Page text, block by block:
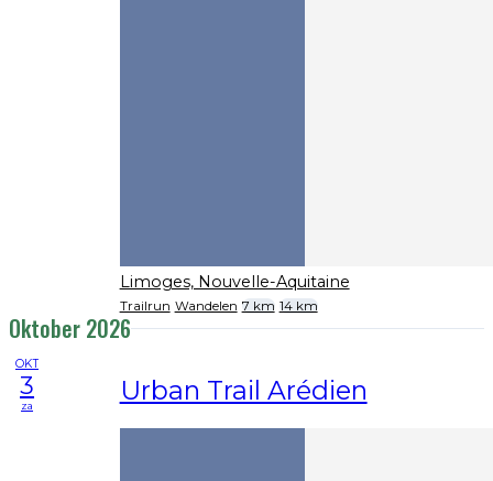
Limoges, Nouvelle-Aquitaine
Trailrun Wandelen 7 km 14 km
Oktober 2026
OKT
3
za Urban Trail Arédien